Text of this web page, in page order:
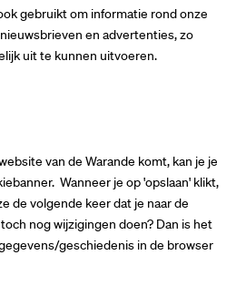
gebruikt om informatie rond onze
en advertenties, zo
uit te kunnen uitvoeren.
van de Warande komt, kan je je
Wanneer je op 'opslaan' klikt,
de volgende keer dat je naar de
nog wijzigingen doen? Dan is het
geschiedenis in de browser